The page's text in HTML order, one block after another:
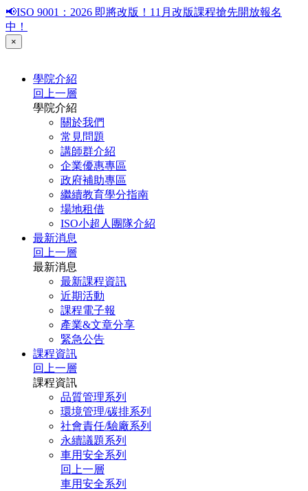
📢ISO 9001：2026 即將改版！11月改版課程搶先開放報名
中！
×
學院介紹
回上一層
學院介紹
關於我們
常見問題
講師群介紹
企業優惠專區
政府補助專區
繼續教育學分指南
場地租借
ISO小超人團隊介紹
最新消息
回上一層
最新消息
最新課程資訊
近期活動
課程電子報
產業&文章分享
緊急公告
課程資訊
回上一層
課程資訊
品質管理系列
環境管理/碳排系列
社會責任/驗廠系列
永續議題系列
車用安全系列
回上一層
車用安全系列